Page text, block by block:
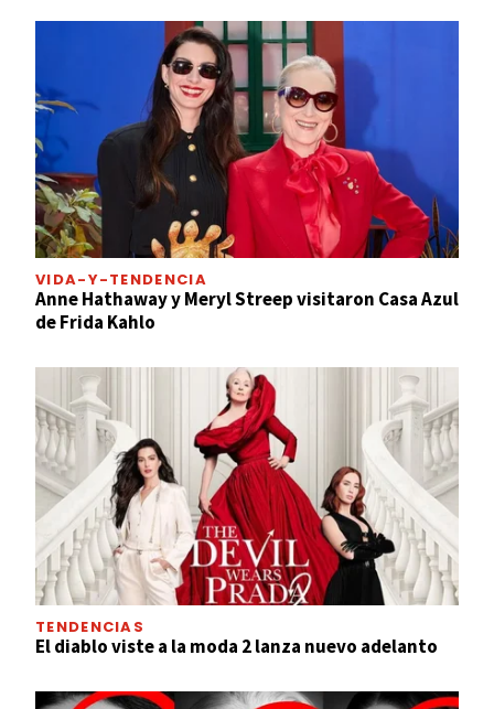
VIDA-Y-TENDENCIA
Anne Hathaway y Meryl Streep visitaron Casa Azul
de Frida Kahlo
TENDENCIAS
El diablo viste a la moda 2 lanza nuevo adelanto